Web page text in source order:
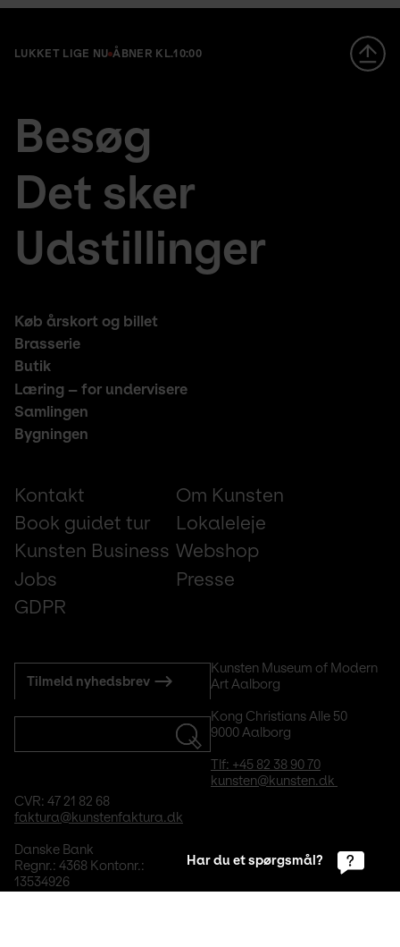
LUKKET LIGE NU ÅBNER KL.10:00
Footer
large
menu
Besøg
Det sker
Udstillinger
Footer
middle
Køb årskort og billet
Brasserie
Butik
Læring – for undervisere
Samlingen
Bygningen
Footer
Kontakt
Om Kunsten
Book guidet tur
Lokaleleje
Kunsten Business Webshop
Jobs
Presse
GDPR
Kunsten Museum of Modern
Art Aalborg
Kong Christians Alle 50
9000 Aalborg
Tlf: +45 82 38 90 70
kunsten@kunsten.dk
CVR: 47 21 82 68
faktura@kunstenfaktura.dk
Danske Bank
Regnr.: 4368 Kontonr.:
13534926
Subscribe
Tilmeld nyhedsbrev
Har du et spørgsmål?